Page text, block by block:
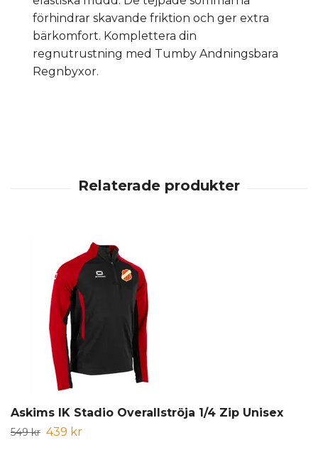
förhindrar skavande friktion och ger extra
bärkomfort. Komplettera din
regnutrustning med Tumby Andningsbara
Regnbyxor.
Askims IK Stadio Overallströja 1/4 Zip Unisex
549 kr 439 kr